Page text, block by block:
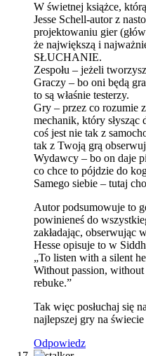
W świetnej książce,
Jesse Schell-autor z
projektowaniu gier
że największą i
SŁUCHANIE.
Zespołu – jeżeli
Graczy – bo oni będą
to są właśnie testerzy.
Gry – przez co rozumie
mechanik, który
coś jest nie tak z
tak z Twoją grą
Wydawcy – bo on daje
co chce to pójdzie do
Samego siebie – tutaj
Autor podsumowuje to
powinieneś do
zakładając, obserwując
Hesse opisuje to w
„To listen with a silent
Without passion,
rebuke.”
Tak więc posłuchaj się
najlepszej gry na
Odpowiedz